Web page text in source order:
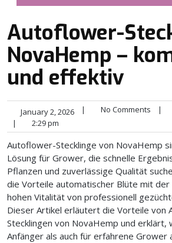
Autoflower-
NovaHemp –
und effektiv
January 2, 2026 | No Comments |
|
2:29 pm
Autoflower-Stecklinge von NovaHemp
Lösung für Grower, die schnelle
Pflanzen und zuverlässige Qualität
die Vorteile automatischer Blüte mit der
hohen Vitalität von professionell
Dieser Artikel erläutert die Vorteile von
Stecklingen von NovaHemp und erklärt,
Anfänger als auch für erfahrene Grower